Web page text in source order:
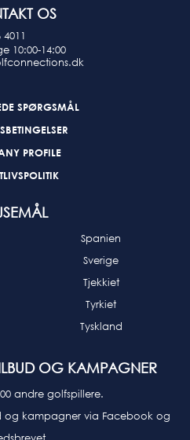
OS
4011
10:00-14:00
SPØRGSMÅL
PROFILE
Spanien
Sverige
Tjekkiet
Tyrkiet
Tyskland
OG KAMPAGNER
andre golfspillere.
og kampagner via Facebook og